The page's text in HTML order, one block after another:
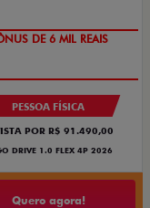
DE 6 MIL REAIS
PESSOA FÍSICA
POR R$ 91.490,00
DRIVE 1.0 FLEX 4P 2026
Quero agora!